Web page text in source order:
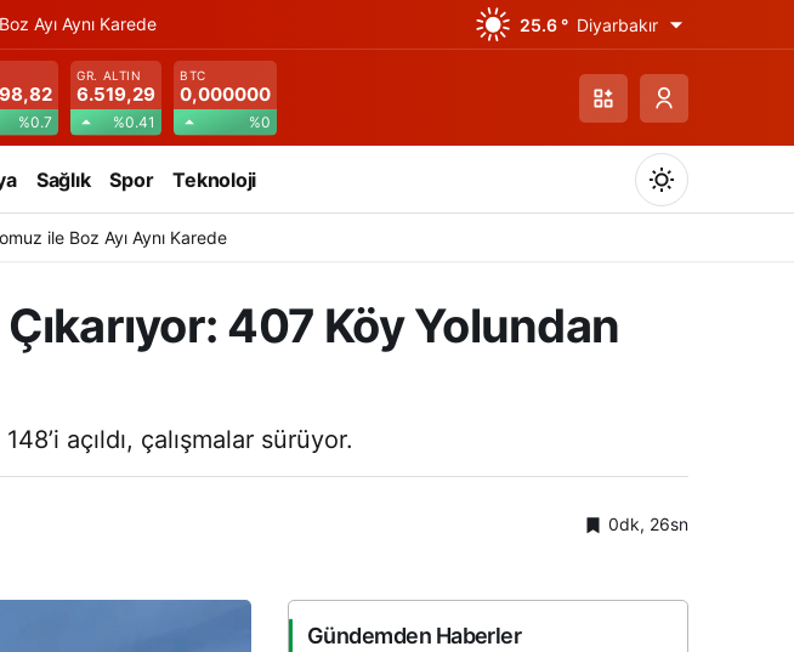
Ayı Aynı Karede 25.6 ° Diyarbakır
%0.7
GR. ALTIN
6.519,29
%0.41
BTC
0,000000
%0
Sağlık Spor Teknoloji
ile Boz Ayı Aynı Karede
407 Köy Yolundan
açıldı, çalışmalar sürüyor.
0dk, 26sn
Gündemden Haberler